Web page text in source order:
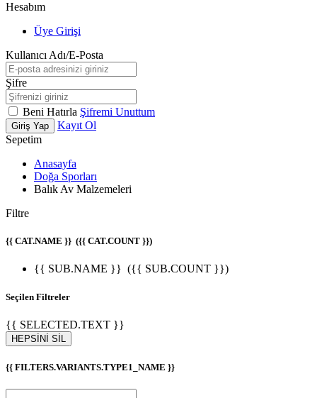
Hesabım
Üye Girişi
Kullanıcı Adı/E-Posta
Şifre
Beni Hatırla Şifremi Unuttum
Giriş Yap
Kayıt Ol
Sepetim
Anasayfa
Doğa Sporları
Balık Av Malzemeleri
Filtre
{{ CAT.NAME }} ({{ CAT.COUNT }})
{{ SUB.NAME }} ({{ SUB.COUNT }})
Seçilen Filtreler
{{ SELECTED.TEXT }}
HEPSİNİ SİL
{{ FILTERS.VARIANTS.TYPE1_NAME }}